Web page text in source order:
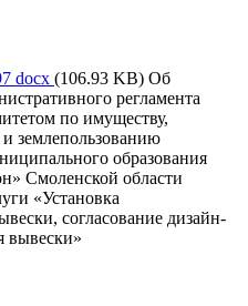
docx (106.93 KB) Об
регламента
по имуществу,
и землепользованию
образования
Смоленской области
«Установка
согласование дизайн-
вывески»